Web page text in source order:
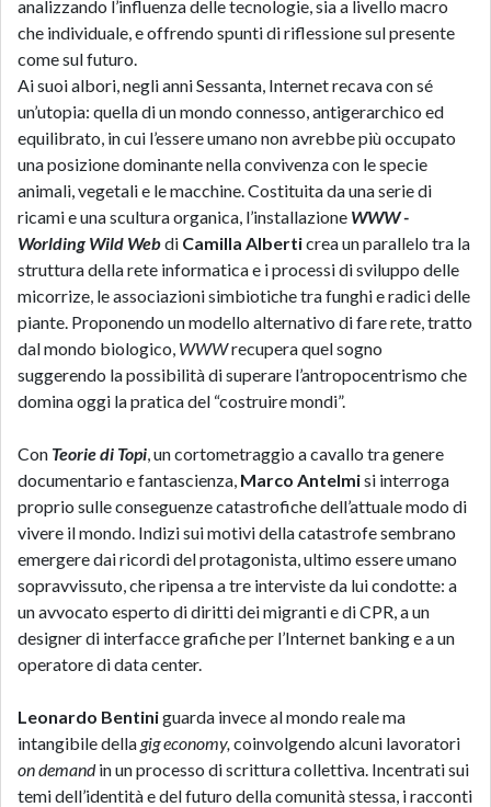
analizzando l’influenza delle tecnologie, sia a livello macro
che individuale, e offrendo spunti di riflessione sul presente
come sul futuro.
Ai suoi albori, negli anni Sessanta, Internet recava con sé
un’utopia: quella di un mondo connesso, antigerarchico ed
equilibrato, in cui l’essere umano non avrebbe più occupato
una posizione dominante nella convivenza con le specie
animali, vegetali e le macchine. Costituita da una serie di
ricami e una scultura organica, l’installazione WWW -
Worlding Wild Webdi Camilla Alberticrea un parallelo tra la
struttura della rete informatica e i processi di sviluppo delle
micorrize, le associazioni simbiotiche tra funghi e radici delle
piante. Proponendo un modello alternativo di fare rete, tratto
dal mondo biologico, WWWrecupera quel sogno
suggerendo la possibilità di superare l’antropocentrismo che
domina oggi la pratica del “costruire mondi”.
Con Teorie di Topi, un cortometraggio a cavallo tra genere
documentario e fantascienza, Marco Antelmisi interroga
proprio sulle conseguenze catastrofiche dell’attuale modo di
vivere il mondo. Indizi sui motivi della catastrofe sembrano
emergere dai ricordi del protagonista, ultimo essere umano
sopravvissuto, che ripensa a tre interviste da lui condotte: a
un avvocato esperto di diritti dei migranti e di CPR, a un
designer di interfacce grafiche per l’Internet banking e a un
operatore di data center.
Leonardo Bentiniguarda invece al mondo reale ma
intangibile dellagig economy,coinvolgendo alcuni lavoratori
on demandin un processo di scrittura collettiva. Incentrati sui
temi dell’identità e del futuro della comunità stessa, i racconti